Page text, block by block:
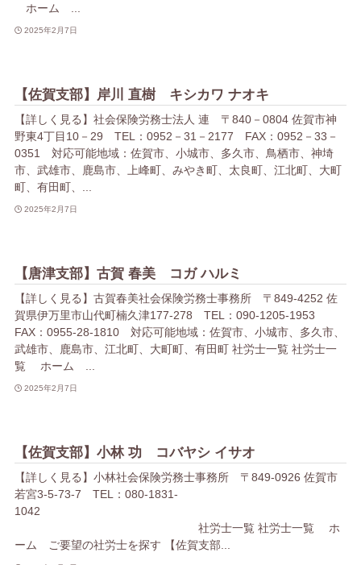
ホーム ...
2025年2月7日
【佐賀支部】岸川 直樹 キシカワ ナオキ
【詳しく見る】社会保険労務士法人 連 〒840－0804 佐賀市神
野東4丁目10－29 TEL：0952－31－2177 FAX：0952－33－
0351 対応可能地域：佐賀市、小城市、多久市、鳥栖市、神埼
市、武雄市、鹿島市、上峰町、みやき町、太良町、江北町、大町
町、有田町、...
2025年2月7日
【唐津支部】古賀 春美 コガ ハルミ
【詳しく見る】古賀春美社会保険労務士事務所 〒849-4252 佐
賀県伊万里市山代町楠久津177-278 TEL：090-1205-1953
FAX：0955-28-1810 対応可能地域：佐賀市、小城市、多久市、
武雄市、鹿島市、江北町、大町町、有田町 社労士一覧 社労士一
覧 ホーム ...
2025年2月7日
【佐賀支部】小林 功 コバヤシ イサオ
【詳しく見る】小林社会保険労務士事務所 〒849-0926 佐賀市
若宮3-5-73-7 TEL：080-1831-
1042
社労士一覧 社労士一覧 ホ
ーム ご要望の社労士を探す 【佐賀支部...